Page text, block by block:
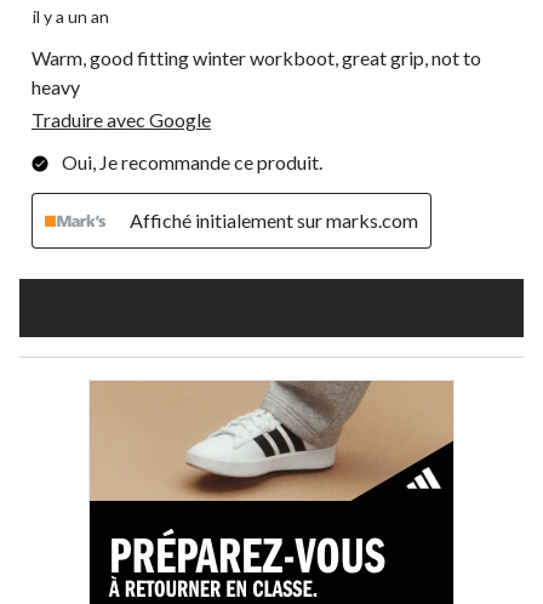
il y a un an
Warm, good fitting winter workboot, great grip, not to
heavy
Traduire avec Google
Oui, Je recommande ce produit.
Affiché initialement sur marks.com